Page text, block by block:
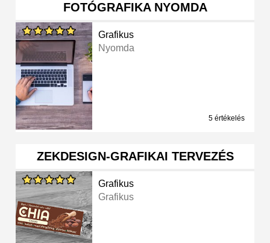
FOTÓGRAFIKA NYOMDA
Grafikus
Nyomda
5 értékelés
ZEKDESIGN-GRAFIKAI TERVEZÉS
Grafikus
Grafikus